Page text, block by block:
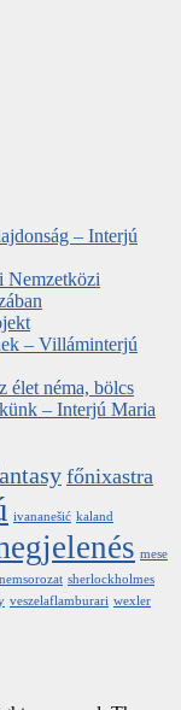
– Interjú
Nemzetközi
– Villáminterjú
élet néma, bölcs
– Interjú Maria
főnixastra
ivananešić kaland
mese
nemsorozat sherlockholmes
veszelaflamburari wexler